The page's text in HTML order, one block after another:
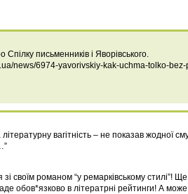
Спілку письменників і Яворівського.
news/6974-yavorivskiy-kak-uchma-tolko-
вагітність – не показав жодної
своїм романом “у ремарківському стилі”!
обов*язково в літератрні рейтинги! А